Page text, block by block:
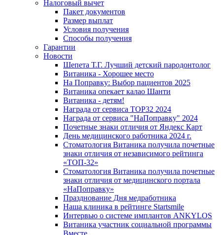
Налоговый вычет
Пакет документов
Размер выплат
Условия получения
Способы получения
Гарантии
Новости
Шепета Т.Г. Лучший детский пародонтолог
Витаника - Хорошее место
На Поправку: Выбор пациентов 2025
Витаника опекает калао Шанти
Витаника - детям!
Награда от сервиса TOP32 2024
Награда от сервиса "НаПоправку" 2024
Почетные знаки отличия от Яндекс Карт
День медицинского работника 2024 г.
Стоматология Витаника получила почетные
знаки отличия от независимого рейтинга
«ТОП-32»
Стоматология Витаника получила почетные
знаки отличия от медицинского портала
«НаПоправку»
Празднование Дня медработника
Наша клиника в рейтинге Startsmile
Интервью о системе имплантов ANKYLOS
Витаника участник социальной программы
Вместе